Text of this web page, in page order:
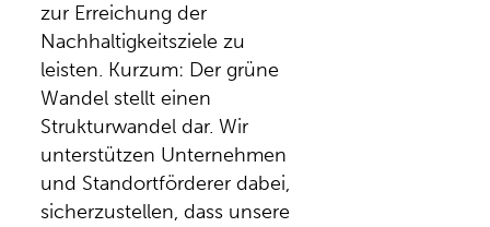
zur Erreichung der
Nachhaltigkeitsziele zu
leisten. Kurzum: Der grüne
Wandel stellt einen
Strukturwandel dar. Wir
unterstützen Unternehmen
und Standortförderer dabei,
sicherzustellen, dass unsere